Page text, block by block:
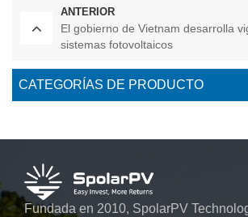
ANTERIOR
El gobierno de Vietnam desarrolla
sistemas fotovoltaicos
CATEGORÍAS DE PRODUCTO
Fundada en 2010, SpolarPV